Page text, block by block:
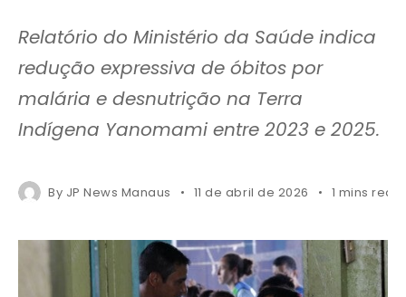
Relatório do Ministério da Saúde indica
redução expressiva de óbitos por
malária e desnutrição na Terra
Indígena Yanomami entre 2023 e 2025.
By JP News Manaus 11 de abril de 2026 1 mins read